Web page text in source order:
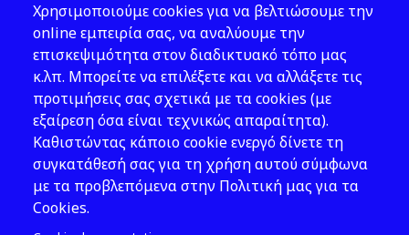
Νομοθεσία
Εκδόσεις
Νέα - Εκδηλώσεις
Ακολουθήστε μας
Χρησιμοποιούμε cookies για να βελτιώσουμε την
online εμπειρία σας, να αναλύουμε την
επισκεψιμότητα στον διαδικτυακό τόπο μας
κ.λπ. Μπορείτε να επιλέξετε και να αλλάξετε τις
προτιμήσεις σας σχετικά με τα cookies (με
εξαίρεση όσα είναι τεχνικώς απαραίτητα).
Καθιστώντας κάποιο cookie ενεργό δίνετε τη
συγκατάθεσή σας για τη χρήση αυτού σύμφωνα
με τα προβλεπόμενα στην Πολιτική μας για τα
Cookies.